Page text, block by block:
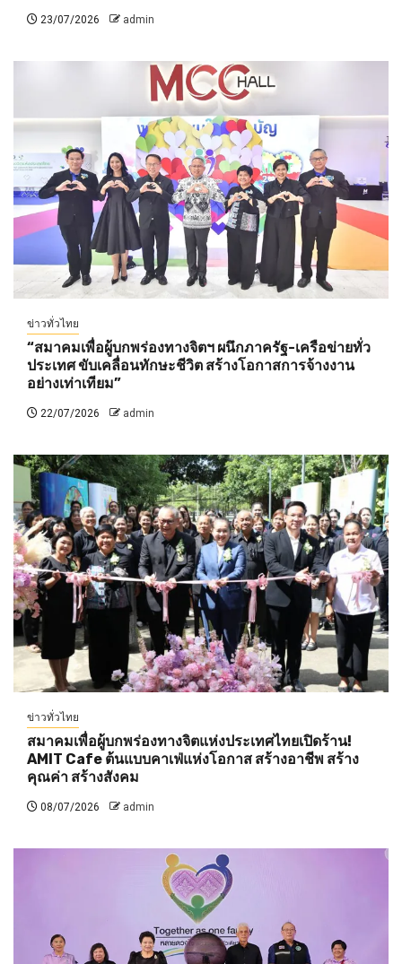
23/07/2026 admin
ข่าวทั่วไทย
“สมาคมเพื่อผู้บกพร่องทางจิตฯ ผนึกภาครัฐ-เครือข่ายทั่ว
ประเทศ ขับเคลื่อนทักษะชีวิต สร้างโอกาสการจ้างงาน
อย่างเท่าเทียม”
22/07/2026 admin
ข่าวทั่วไทย
สมาคมเพื่อผู้บกพร่องทางจิตแห่งประเทศไทยเปิดร้าน!
AMIT Cafe ต้นแบบคาเฟ่แห่งโอกาส สร้างอาชีพ สร้าง
คุณค่า สร้างสังคม
08/07/2026 admin